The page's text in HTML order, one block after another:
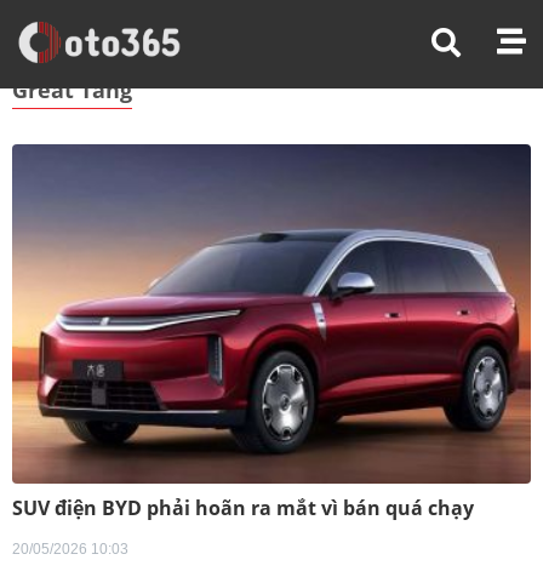
Trang Chủ Great Tang
Great Tang
SUV điện BYD phải hoãn ra mắt vì bán quá chạy
20/05/2026 10:03